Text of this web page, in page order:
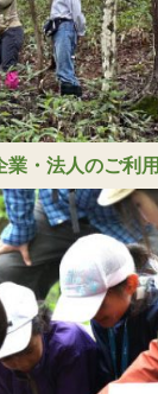
業・法人のご利用